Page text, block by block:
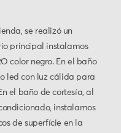
se realizó un
principal instalamos
color negro. En el baño
led con luz cálida para
el baño de cortesía, al
instalamos
de superfície en la